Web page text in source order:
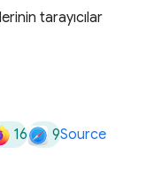
tarayıcılar
16 9Source